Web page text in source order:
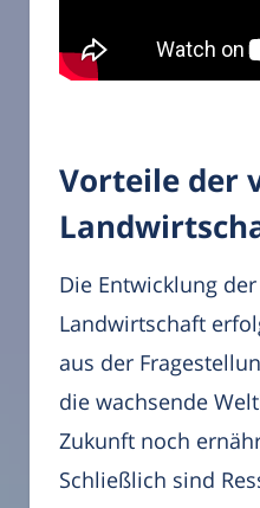
Vorteile der
Die Entwicklung
Landwirtschaft
aus der
die wachsende
Zukunft noch
Schließlich sind